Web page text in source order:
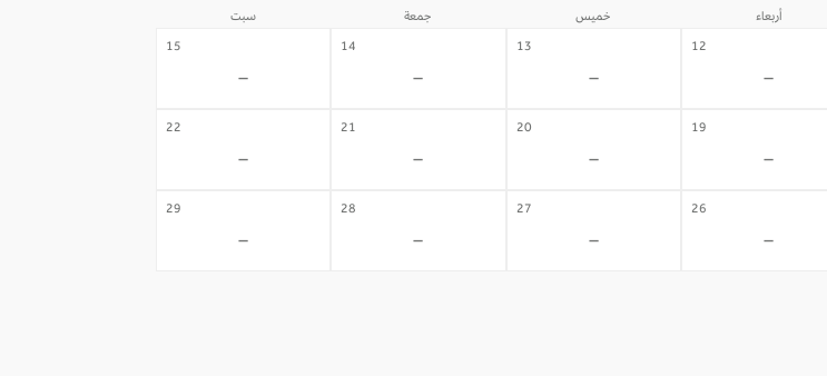
أربعاء خميس جمعة سبت
12
-
13
-
14
-
15
-
19
-
20
-
21
-
22
-
26
-
27
-
28
-
29
-